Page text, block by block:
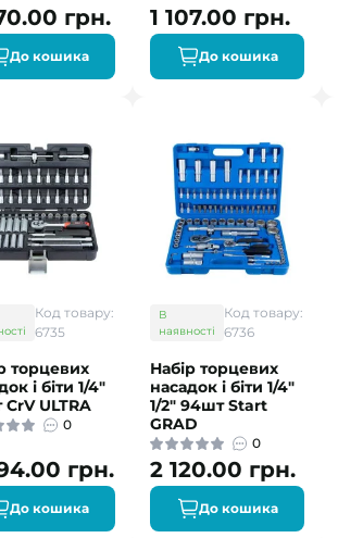
грн.
До кошика
1 107.00 грн.
До кошика
Код товару:
6735
торцевих
і біти 1/4"
ULTRA
0
грн.
До кошика
В
наявності
Код товару:
6736
Набір торцевих
насадок і біти 1/4"
1/2" 94шт Start
GRAD
0
2 120.00 грн.
До кошика